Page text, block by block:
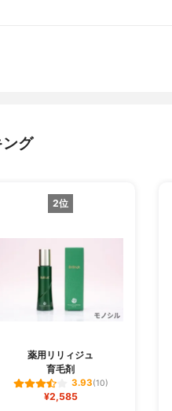
グ
2位
薬用リリィジュ
育毛剤
3.93(10)
¥2,585